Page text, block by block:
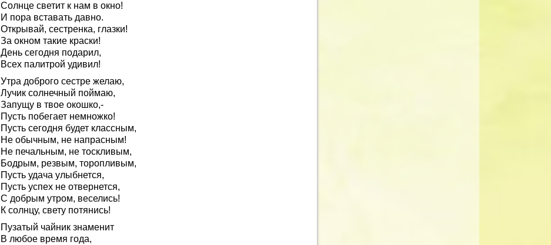
Солнце светит к нам в окно!
И пора вставать давно.
Открывай, сестренка, глазки!
За окном такие краски!
День сегодня подарил,
Всех палитрой удивил!
Утра доброго сестре желаю,
Лучик солнечный поймаю,
Запущу в твое окошко,-
Пусть побегает немножко!
Пусть сегодня будет классным,
Не обычным, не напрасным!
Не печальным, не тоскливым,
Бодрым, резвым, торопливым,
Пусть удача улыбнется,
Пусть успех не отвернется,
С добрым утром, веселись!
К солнцу, свету потянись!
Пузатый чайник знаменит
В любое время года,